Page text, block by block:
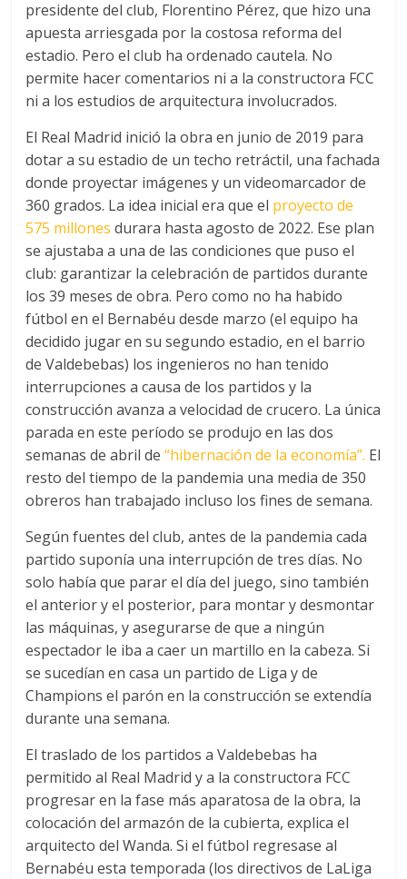
presidente del club, Florentino Pérez, que hizo una
apuesta arriesgada por la costosa reforma del
estadio. Pero el club ha ordenado cautela. No
permite hacer comentarios ni a la constructora FCC
ni a los estudios de arquitectura involucrados.
El Real Madrid inició la obra en junio de 2019 para
dotar a su estadio de un techo retráctil, una fachada
donde proyectar imágenes y un videomarcador de
360 grados. La idea inicial era que el proyecto de
575 millonesdurara hasta agosto de 2022. Ese plan
se ajustaba a una de las condiciones que puso el
club: garantizar la celebración de partidos durante
los 39 meses de obra. Pero como no ha habido
fútbol en el Bernabéu desde marzo (el equipo ha
decidido jugar en su segundo estadio, en el barrio
de Valdebebas) los ingenieros no han tenido
interrupciones a causa de los partidos y la
construcción avanza a velocidad de crucero. La única
parada en este período se produjo en las dos
semanas de abril de“hibernación de la economía”. El
resto del tiempo de la pandemia una media de 350
obreros han trabajado incluso los fines de semana.
Según fuentes del club, antes de la pandemia cada
partido suponía una interrupción de tres días. No
solo había que parar el día del juego, sino también
el anterior y el posterior, para montar y desmontar
las máquinas, y asegurarse de que a ningún
espectador le iba a caer un martillo en la cabeza. Si
se sucedían en casa un partido de Liga y de
Champions el parón en la construcción se extendía
durante una semana.
El traslado de los partidos a Valdebebas ha
permitido al Real Madrid y a la constructora FCC
progresar en la fase más aparatosa de la obra, la
colocación del armazón de la cubierta, explica el
arquitecto del Wanda. Si el fútbol regresase al
Bernabéu esta temporada (los directivos de LaLiga